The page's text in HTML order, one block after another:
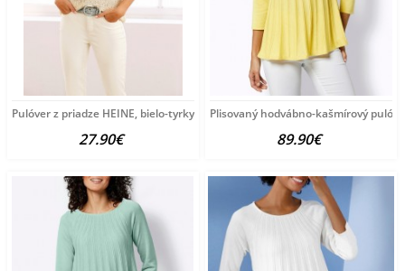
Pulóver z priadze HEINE, bielo-tyrkysový
27.90€
Plisovaný hodvábno-kašmírový
89.90€